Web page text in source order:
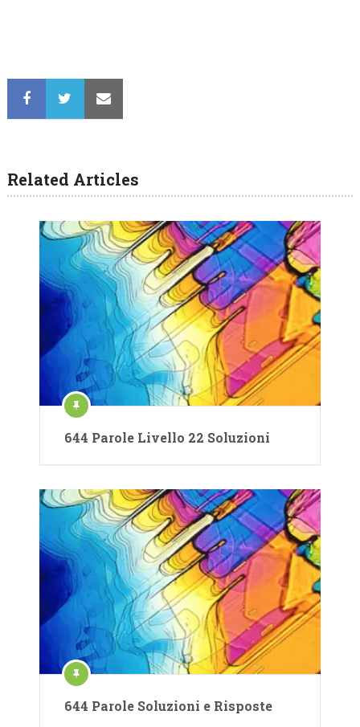
Related Articles
644 Parole Livello 22 Soluzioni
644 Parole Soluzioni e Risposte